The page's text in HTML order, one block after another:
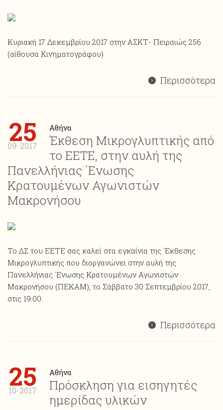
Κυριακή 17 Δεκεμβρίου 2017 στην ΑΣΚΤ- Πειραιώς 256
(αίθουσα Κινηματογράφου)
Περισσότερα
25
09-2017
Αθήνα
Έκθεση Μικρογλυπτικής από
το ΕΕΤΕ, στην αυλή της
Πανελλήνιας ΄Ενωσης
Κρατουμένων Αγωνιστών
Μακρονήσου
Το ΔΣ του ΕΕΤΕ σας καλεί στα εγκαίνια της ΄Εκθεσης
Μικρογλυπτικής που διοργανώνει στην αυλή της
Πανελλήνιας ΄Ενωσης Κρατουμένων Αγωνιστών
Μακρονήσου (ΠΕΚΑΜ), το Σάββατο 30 Σεπτεμβρίου 2017,
στις 19:00.
Περισσότερα
25
10-2017
Αθήνα
Πρόσκληση για εισηγητές
ημερίδας υλικών